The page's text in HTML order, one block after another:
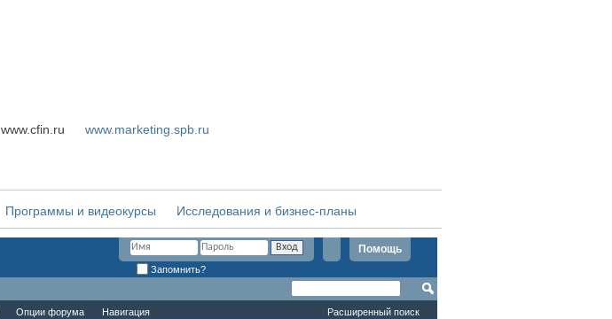
www.cfin.ru www.marketing.spb.ru
Программы и видеокурсы Исследования и бизнес-планы
Помощь
Запомнить?
Опции форума Навигация Расширенный поиск